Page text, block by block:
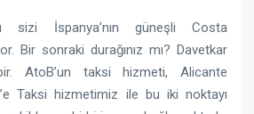
sizi İspanya’nın güneşli Costa
Bir sonraki durağınız mı? Davetkar
AtoB’un taksi hizmeti, Alicante
Taksi hizmetimiz ile bu iki noktayı